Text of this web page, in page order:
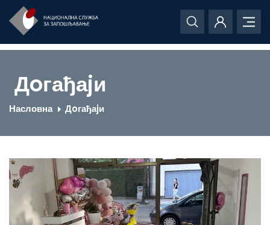
Дoгађаjи
Насловна Дoгађаjи